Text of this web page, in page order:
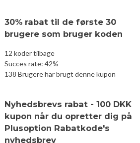
30% rabat til de første 30
brugere som bruger koden
12 koder tilbage
Succes rate: 42%
138 Brugere har brugt denne kupon
Nyhedsbrevs rabat - 100 DKK
kupon når du opretter dig på
Plusoption Rabatkode's
nyhedsbrev